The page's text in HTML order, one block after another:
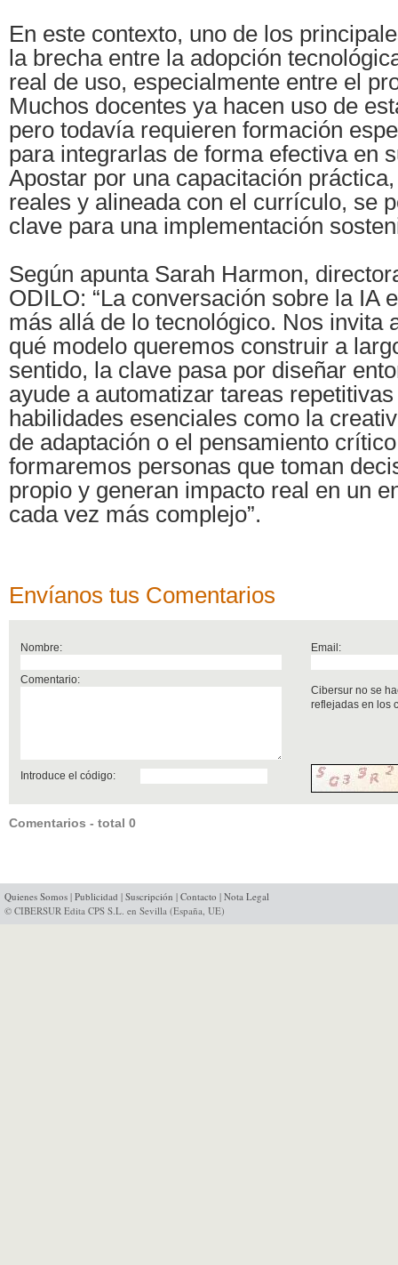
En este contexto, uno de los
la brecha entre la adopción
real de uso, especialmente entre el
Muchos docentes ya hacen uso de
pero todavía requieren formación
para integrarlas de forma efectiva en
Apostar por una capacitación
reales y alineada con el currículo, se
clave para una implementación
Según apunta Sarah Harmon,
ODILO: “La conversación sobre la IA
más allá de lo tecnológico. Nos invita
qué modelo queremos construir a
sentido, la clave pasa por diseñar
ayude a automatizar tareas
habilidades esenciales como la
de adaptación o el pensamiento
formaremos personas que toman
propio y generan impacto real en un
cada vez más complejo”.
Envíanos tus Comentarios
Nombre: Email:
Comentario:
Cibersur no se
reflejadas en los
Introduce el código:
Comentarios - total 0
Quienes Somos | Publicidad | Suscripción | Contacto | Nota Legal
© CIBERSUR Edita CPS S.L. en Sevilla (España, UE)